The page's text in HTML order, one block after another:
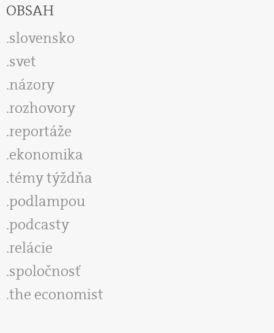
OBSAH
slovensko
svet
názory
rozhovory
reportáže
ekonomika
témy týždňa
podlampou
podcasty
relácie
spoločnosť
the economist